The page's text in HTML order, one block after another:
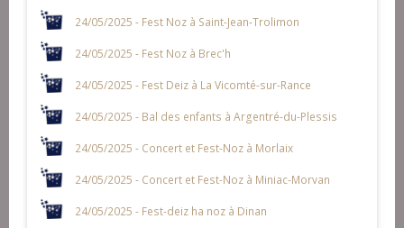
24/05/2025 - Fest Noz à Saint-Jean-Trolimon
24/05/2025 - Fest Noz à Brec'h
24/05/2025 - Fest Deiz à La Vicomté-sur-Rance
24/05/2025 - Bal des enfants à Argentré-du-Plessis
24/05/2025 - Concert et Fest-Noz à Morlaix
24/05/2025 - Concert et Fest-Noz à Miniac-Morvan
24/05/2025 - Fest-deiz ha noz à Dinan